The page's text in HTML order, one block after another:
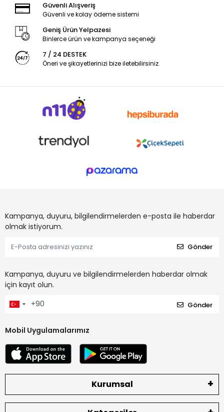
Güvenli Alışveriş
Güvenli ve kolay ödeme sistemi
Geniş Ürün Yelpazesi
Binlerce ürün ve kampanya seçeneği
7 / 24 DESTEK
Öneri ve şikayetlerinizi bize iletebilirsiniz.
Kampanya, duyuru, bilgilendirmelerden e-posta ile haberdar
olmak istiyorum.
Gönder
Kampanya, duyuru ve bilgilendirmelerden haberdar olmak
için kayıt olun.
Gönder
Mobil Uygulamalarımız
Kurumsal